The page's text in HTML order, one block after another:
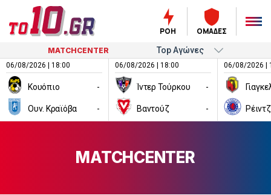
ΡΟΗ ΟΜΑΔΕΣ
MATCHCENTER
06/08/2026 | 18:00
Κουόπιο -
Ουν. Κραϊόβα -
06/08/2026 | 18:00
Ίντερ Τούρκου -
Βαντούζ -
06/08/2026 |
MATCHCENTER